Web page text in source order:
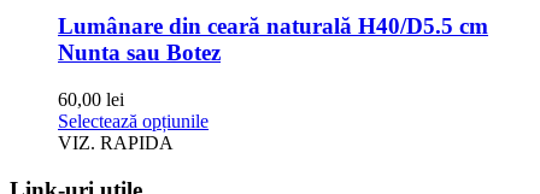
Opțiunile
pot
fi
pagina
Lumânare din ceară naturală H40/D5.5 cm
Nunta sau Botez
60,00 lei
Selectează opțiunileAcest
VIZ. RAPIDA